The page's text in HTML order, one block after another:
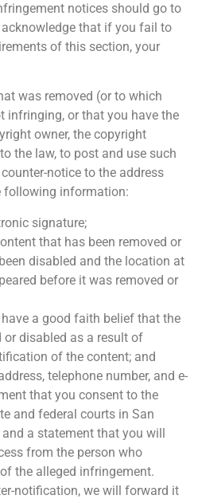
notices should go to
that if you fail to
of this section, your
was removed (or to which
infringing, or that you have the
owner, the copyright
the law, to post and use such
notice to the address
following information:
signature;
that has been removed or
disabled and the location at
before it was removed or
a good faith belief that the
disabled as a result of
of the content; and
telephone number, and e-
that you consent to the
and federal courts in San
a statement that you will
from the person who
the alleged infringement.
notification, we will forward it